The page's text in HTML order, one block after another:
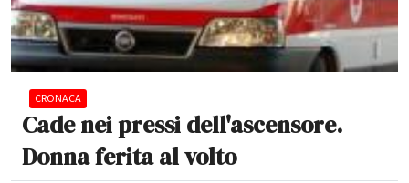
CRONACA
Cade nei pressi dell'ascensore.
Donna ferita al volto